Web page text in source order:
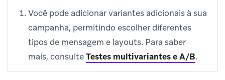
Você pode adicionar variantes adicionais à sua
campanha, permitindo escolher diferentes
tipos de mensagem e layouts. Para saber
mais, consulteTestes multivariantes e A/B.